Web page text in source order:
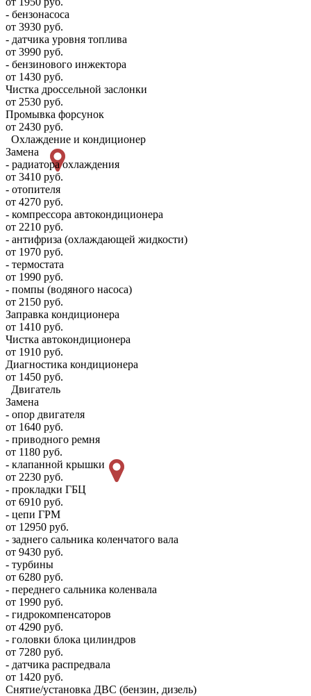
- бензонасоса
от 3930 руб.
- датчика уровня топлива
от 3990 руб.
- бензинового инжектора
от 1430 руб.
Чистка дроссельной заслонки
от 2530 руб.
Промывка форсунок
от 2430 руб.
Охлаждение и кондиционер
Замена
- радиатора охлаждения
от 3410 руб.
- отопителя
от 4270 руб.
- компрессора автокондиционера
от 2210 руб.
- антифриза (охлаждающей жидкости)
от 1970 руб.
- термостата
от 1990 руб.
- помпы (водяного насоса)
от 2150 руб.
Заправка кондиционера
от 1410 руб.
Чистка автокондиционера
от 1910 руб.
Диагностика кондиционера
от 1450 руб.
Двигатель
Замена
- опор двигателя
от 1640 руб.
- приводного ремня
от 1180 руб.
- клапанной крышки
от 2230 руб.
- прокладки ГБЦ
от 6910 руб.
- цепи ГРМ
от 12950 руб.
- заднего сальника коленчатого вала
от 9430 руб.
- турбины
от 6280 руб.
- переднего сальника коленвала
от 1990 руб.
- гидрокомпенсаторов
от 4290 руб.
- головки блока цилиндров
от 7280 руб.
- датчика распредвала
от 1420 руб.
Снятие/установка ДВС (бензин, дизель)